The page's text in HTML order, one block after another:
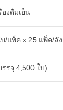
องดื่มเย็น
บ/แพ็ค x 25 แพ็ค/ลั
รรจุ 4,500 ใบ)